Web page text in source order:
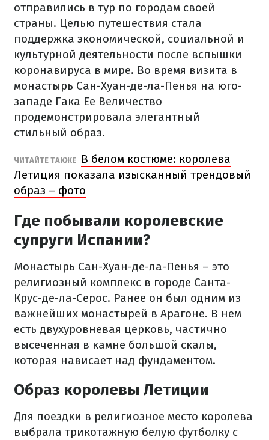
отправились в тур по городам своей
страны. Целью путешествия стала
поддержка экономической, социальной и
культурной деятельности после вспышки
коронавируса в мире. Во время визита в
монастырь Сан-Хуан-де-ла-Пенья на юго-
западе Гака Ее Величество
продемонстрировала элегантный
стильный образ.
ЧИТАЙТЕ ТАКЖЕ
В белом костюме: королева
Летиция показала изысканный трендовый
образ – фото
Где побывали королевские
супруги Испании?
Монастырь Сан-Хуан-де-ла-Пенья – это
религиозный комплекс в городе Санта-
Крус-де-ла-Серос. Ранее он был одним из
важнейших монастырей в Арагоне. В нем
есть двухуровневая церковь, частично
высеченная в камне большой скалы,
которая нависает над фундаментом.
Образ королевы Летиции
Для поездки в религиозное место королева
выбрала трикотажную белую футболку с